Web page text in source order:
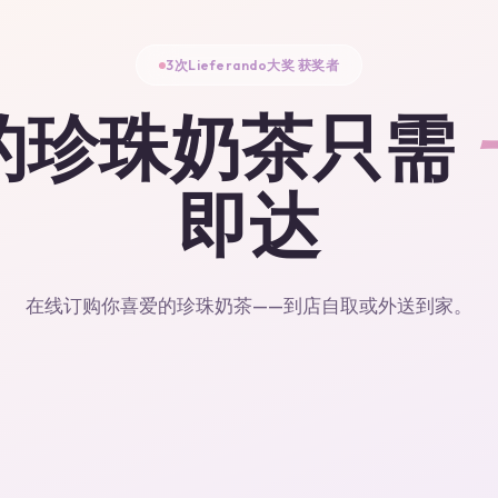
3次Lieferando大奖 获奖者
珍珠奶茶只需
即达
在线订购你喜爱的珍珠奶茶——到店自取或外送到家。